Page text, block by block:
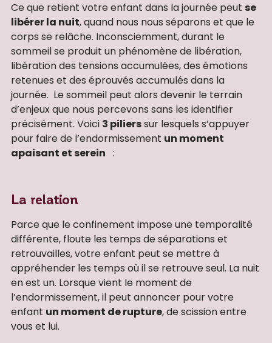
Ce que retient votre enfant dans la journée peut se
libérer la nuit, quand nous nous séparons et que le
corps se relâche. Inconsciemment, durant le
sommeil se produit un phénomène de libération,
libération des tensions accumulées, des émotions
retenues et des éprouvés accumulés dans la
journée. Le sommeil peut alors devenir le terrain
d’enjeux que nous percevons sans les identifier
précisément. Voici 3 pilierssur lesquels s’appuyer
pour faire de l’endormissement un moment
apaisant et serein :
La relation
Parce que le confinement impose une temporalité
différente, floute les temps de séparations et
retrouvailles, votre enfant peut se mettre à
appréhender les temps où il se retrouve seul. La nuit
en est un. Lorsque vient le moment de
l’endormissement, il peut annoncer pour votre
enfant un moment de rupture, de scission entre
vous et lui.